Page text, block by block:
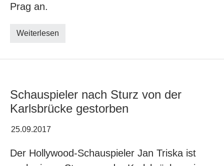
Prag an.
Weiterlesen
Schauspieler nach Sturz von der
Karlsbrücke gestorben
25.09.2017
Der Hollywood-Schauspieler Jan Triska ist